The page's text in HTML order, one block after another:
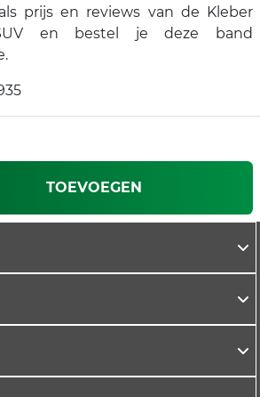
prijs en reviews van de Kleber
en bestel je deze band
TOEVOEGEN